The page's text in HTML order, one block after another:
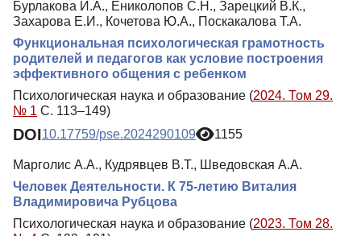
Бурлакова И.А., Ениколопов С.Н., Зарецкий В.К.,
Захарова Е.И., Кочетова Ю.А., Поскакалова Т.А.
Функциональная психологическая грамотность
родителей и педагогов как условие построения
эффективного общения с ребенком
Психологическая наука и образование (2024. Том 29.
№ 1 С. 113–149)
DOI10.17759/pse.2024290109 1155
Марголис А.А., Кудрявцев В.Т., Шведовская А.А.
Человек Деятельности. К 75-летию Виталия
Владимировича Рубцова
Психологическая наука и образование (2023. Том 28.